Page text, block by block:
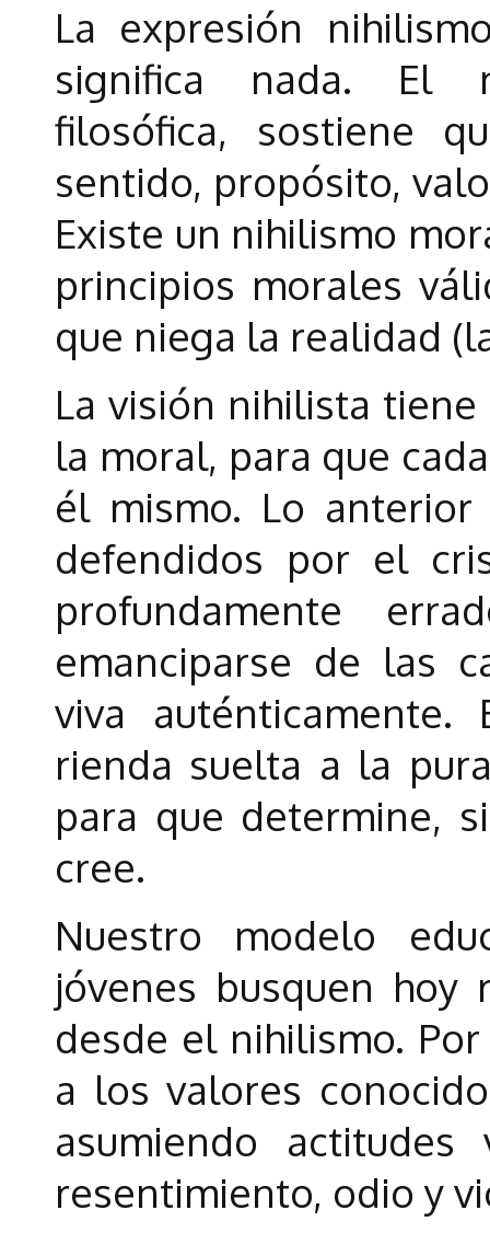
La expresión
significa nada. El
filosófica, sostiene
sentido, propósito,
Existe un nihilismo
principios morales
que niega la realidad
La visión nihilista
la moral, para que
él mismo. Lo
defendidos por el
profundamente
emanciparse de las
viva
rienda suelta a la
para que determine,
cree.
Nuestro modelo
jóvenes busquen hoy
desde el nihilismo.
a los valores
asumiendo
resentimiento, odio y